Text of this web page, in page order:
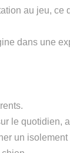
au jeu, ce
dans une
le quotidien,
un